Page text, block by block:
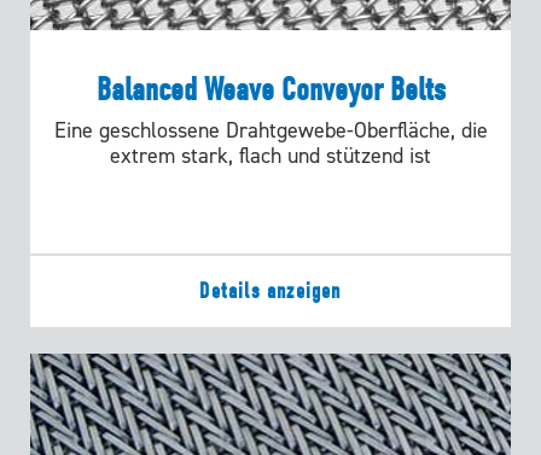
Balanced Weave Conveyor Belts
Eine geschlossene Drahtgewebe-Oberfläche, die
extrem stark, flach und stützend ist
Details anzeigen